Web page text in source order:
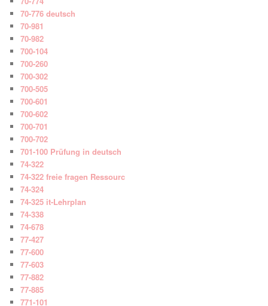
70-776 deutsch
70-981
70-982
700-104
700-260
700-302
700-505
700-601
700-602
700-701
700-702
701-100 Prüfung in deutsch
74-322
74-322 freie fragen Ressourc
74-324
74-325 it-Lehrplan
74-338
74-678
77-427
77-600
77-603
77-882
77-885
771-101